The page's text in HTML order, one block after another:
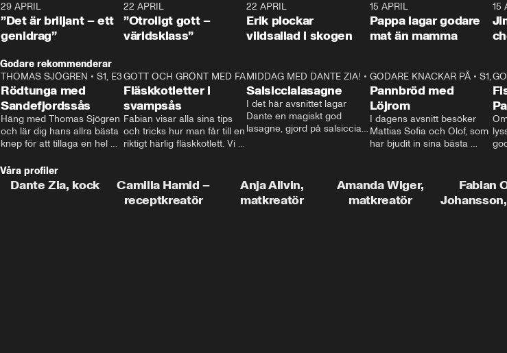
0:50
29 APRIL
”Det är briljant – ett
genidrag”
1:00
22 APRIL
”Otroligt gott –
världsklass”
22 APRIL
Erik plockar
vildsallad i skogen
15 APRIL
Pappa lagar godare
mat än mamma
15
Godare rekommenderar
13:56
THOMAS SJÖGREN • S1, E3
Rödtunga med
Sandefjordssås
Häng med Thomas Sjögren
och lär dig hans allra bästa
knep för att tillaga en hel
helstekt rödtunga med
sandefjordssås och en
magisk sallad på pepparrot
12:17
GOTT OCH GRÖNT MED FABBE•S2, E2
Fläskkotletter i
svampsås
Fabian visar alla sina tips
och tricks hur man får till en
riktigt härlig fläskkotlett. Vi
Fredrik som lämnat stan
och sadlat om till grisbonde
på Gotland.
16:10
MIDDAG MED DANTE ZIA! •S1, E1
Salsiccialasagne
I det här avsnittet lagar
Dante en magiskt god
lasagne, gjord på salsiccia
26:05
GODARE KNACKAR PÅ• S1, E3
Pannbröd med
Löjrom
I dagens avsnitt besöker
Mattias Sofia och Olof, som
har bjudit in sina bästa
visar hur man skapar en
riktig restaurangupplevelse
hemma, dom där extra
Våra profiler
Dante Zia, kock
Camilla Hamid –
receptkreatör
Anja Allvin,
matkreatör
Amanda Wiger,
matkreatör
Fabian